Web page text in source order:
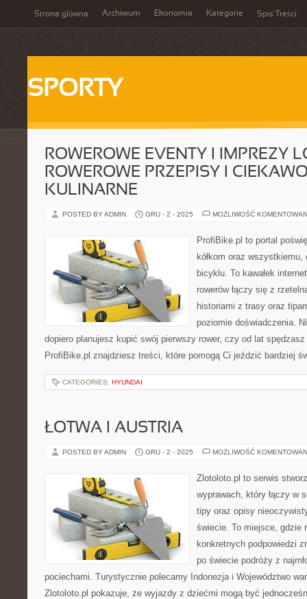
Strona główna Archiwum Ekonomia Kategorie Spis Treści
SPORTY
ROWEROWE EVENTY I IMPREZY
ROWEROWE PRZEPISY I
KULINARNE
POSTED BY ADMIN GRU - 2 - 2025 MOŻLIWOŚĆ
ProfiBike.pl to portal
kółkom oraz
bicyklu. To kawałek
rowerów łączy się z
historiami z trasy oraz
poziomie doświadczenia.
dopiero planujesz kupić swój pierwszy rower, czy od lat
ProfiBike.pl znajdziesz treści, które pomogą Ci jeździć bardziej
CATEGORIES: HYUNDAI
ŁOTWA I AUSTRIA
POSTED BY ADMIN GRU - 2 - 2025 MOŻLIWOŚĆ
Zlotoloto.pl to serwis
wyprawach, który łączy w
tipy oraz opisy
świecie. To miejsce, gdzie
konkretnych podpowiedzi
po świecie podróży z
pociechami. Turystycznie polecamy Indonezja i Województwo
Zlotoloto.pl pokazuje, że wyjazdy z dziećmi mogą być